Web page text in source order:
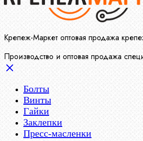
Крепеж-Маркет оптовая продажа
Производство и оптовая продажа
Болты
Винты
Гайки
Заклепки
Пресс-масленки